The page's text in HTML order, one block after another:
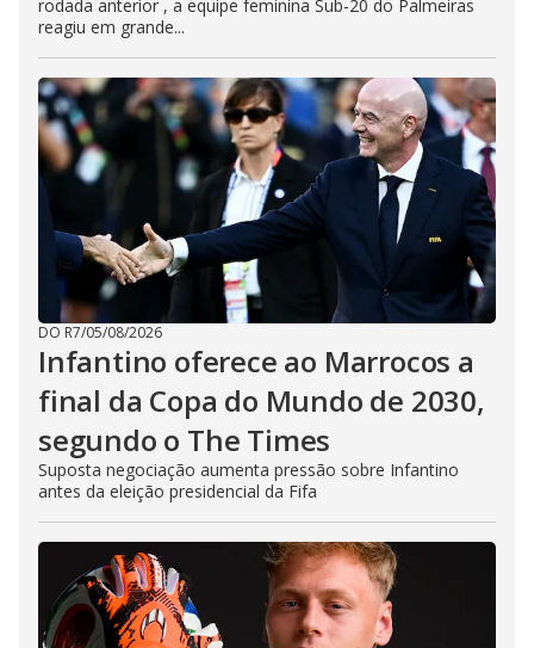
rodada anterior , a equipe feminina Sub-20 do Palmeiras
reagiu em grande...
DO R7/05/08/2026
Infantino oferece ao Marrocos a
final da Copa do Mundo de 2030,
segundo o The Times
Suposta negociação aumenta pressão sobre Infantino
antes da eleição presidencial da Fifa